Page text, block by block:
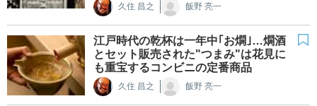
久住 昌之 飯野 亮一
江戸時代の乾杯は一年中｢お燗｣…燗酒
とセット販売された"つまみ"は花見に
も重宝するコンビニの定番商品
久住 昌之 飯野 亮一